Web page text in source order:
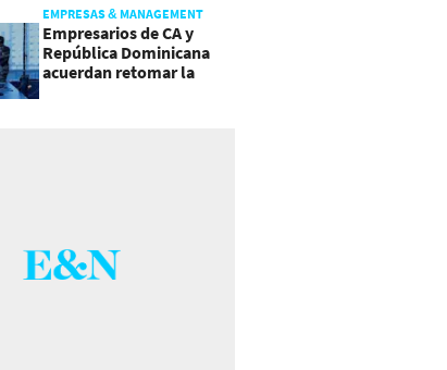
EMPRESAS & MANAGEMENT
Empresarios de CA y
República Dominicana
acuerdan retomar la